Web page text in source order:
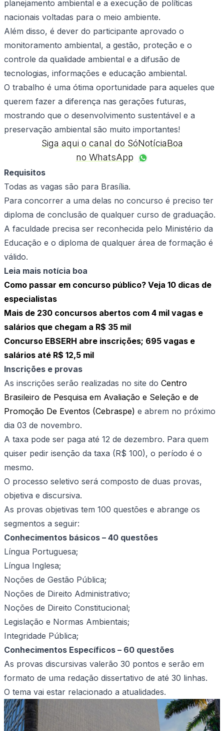
planejamento ambiental e a execução de políticas
nacionais voltadas para o meio ambiente.
Além disso, é dever do participante aprovado o
monitoramento ambiental, a gestão, proteção e o
controle da qualidade ambiental e a difusão de
tecnologias, informações e educação ambiental.
O trabalho é uma ótima oportunidade para aqueles que
querem fazer a diferença nas gerações futuras,
mostrando que o desenvolvimento sustentável e a
preservação ambiental são muito importantes!
Siga aqui o canal do SóNotíciaBoa
no WhatsApp
Requisitos
Todas as vagas são para Brasília.
Para concorrer a uma delas no concurso é preciso ter
diploma de conclusão de qualquer curso de graduação.
A faculdade precisa ser reconhecida pelo Ministério da
Educação e o diploma de qualquer área de formação é
válido.
Leia mais notícia boa
Como passar em concurso público? Veja 10 dicas de
especialistas
Mais de 230 concursos abertos com 4 mil vagas e
salários que chegam a R$ 35 mil
Concurso EBSERH abre inscrições; 695 vagas e
salários até R$ 12,5 mil
Inscrições e provas
As inscrições serão realizadas no site do Centro
Brasileiro de Pesquisa em Avaliação e Seleção e de
Promoção De Eventos (Cebraspe) e abrem no próximo
dia 03 de novembro.
A taxa pode ser paga até 12 de dezembro. Para quem
quiser pedir isenção da taxa (R$ 100), o período é o
mesmo.
O processo seletivo será composto de duas provas,
objetiva e discursiva.
As provas objetivas tem 100 questões e abrange os
segmentos a seguir:
Conhecimentos básicos – 40 questões
Língua Portuguesa;
Língua Inglesa;
Noções de Gestão Pública;
Noções de Direito Administrativo;
Noções de Direito Constitucional;
Legislação e Normas Ambientais;
Integridade Pública;
Conhecimentos Específicos – 60 questões
As provas discursivas valerão 30 pontos e serão em
formato de uma redação dissertativo de até 30 linhas.
O tema vai estar relacionado a atualidades.